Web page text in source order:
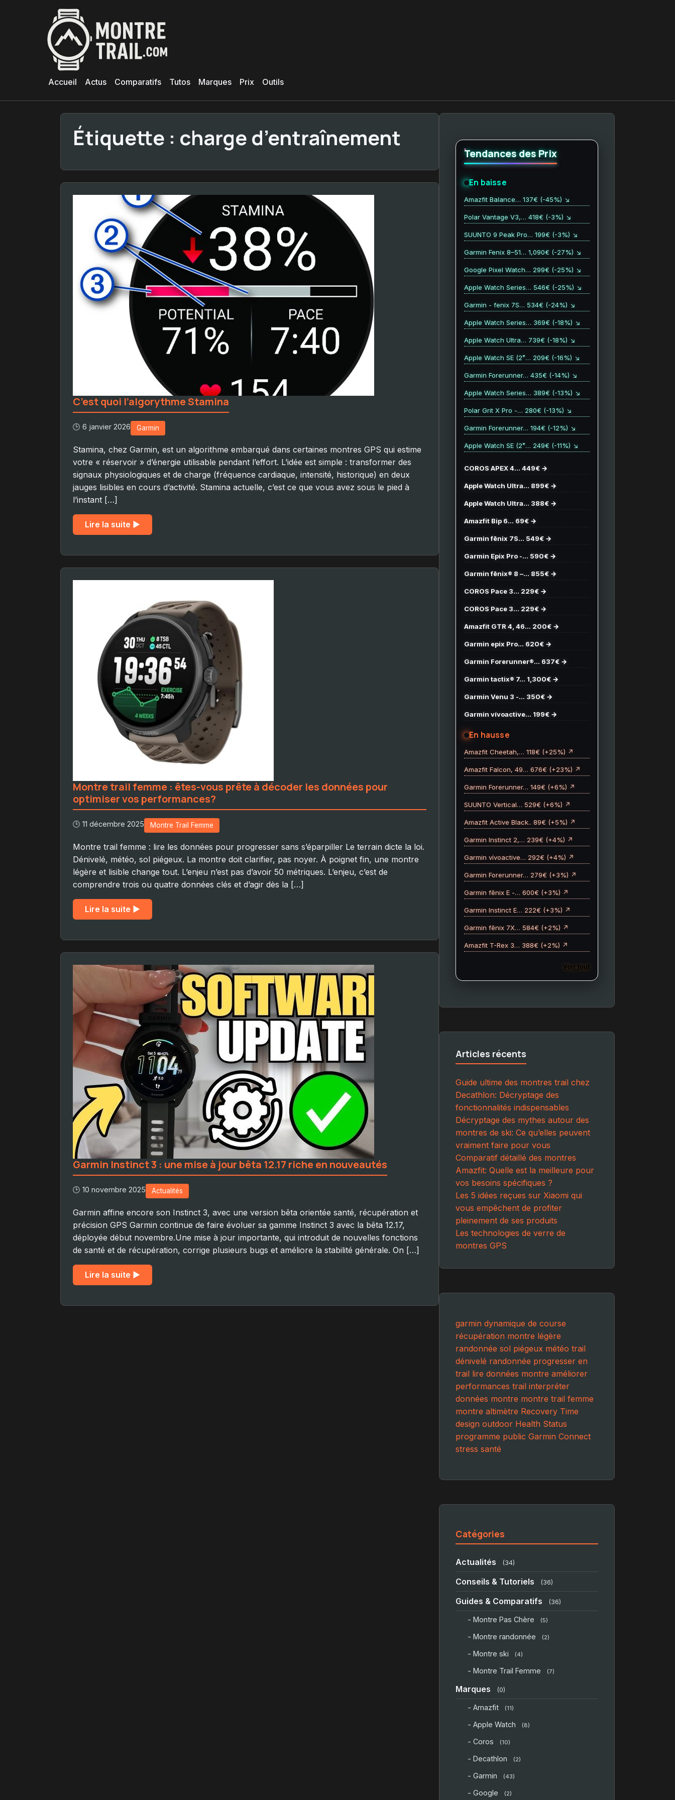
Accueil Actus Comparatifs Tutos Marques Prix Outils
Étiquette : charge d’entraînement
C’est quoi l’algorythme Stamina
🕒 6 janvier 2026 Garmin
Stamina, chez Garmin, est un algorithme embarqué dans certaines montres GPS qui estime
votre « réservoir » d’énergie utilisable pendant l’effort. L’idée est simple : transformer des
signaux physiologiques et de charge (fréquence cardiaque, intensité, historique) en deux
jauges lisibles en cours d’activité. Stamina actuelle, c’est ce que vous avez sous le pied à
l’instant […]
Lire la suite ▶︎
Montre trail femme : êtes-vous prête à décoder les données pour
optimiser vos performances?
🕒 11 décembre 2025 Montre Trail Femme
Montre trail femme : lire les données pour progresser sans s’éparpiller Le terrain dicte la loi.
Dénivelé, météo, sol piégeux. La montre doit clarifier, pas noyer. À poignet fin, une montre
légère et lisible change tout. L’enjeu n’est pas d’avoir 50 métriques. L’enjeu, c’est de
comprendre trois ou quatre données clés et d’agir dès la […]
Lire la suite ▶︎
Garmin Instinct 3 : une mise à jour bêta 12.17 riche en nouveautés
🕒 10 novembre 2025 Actualités
Garmin affine encore son Instinct 3, avec une version bêta orientée santé, récupération et
précision GPS Garmin continue de faire évoluer sa gamme Instinct 3 avec la bêta 12.17,
déployée début novembre.Une mise à jour importante, qui introduit de nouvelles fonctions
de santé et de récupération, corrige plusieurs bugs et améliore la stabilité générale. On […]
Lire la suite ▶︎
Tendances des Prix
En baisse
Amazfit Balance… 137€ (-45%) ↘
Polar Vantage V3,… 418€ (-3%) ↘
SUUNTO 9 Peak Pro… 199€ (-3%) ↘
Garmin Fenix 8–51… 1,090€ (-27%) ↘
Google Pixel Watch… 299€ (-25%) ↘
Apple Watch Series… 546€ (-25%) ↘
Garmin - fenix 7S… 534€ (-24%) ↘
Apple Watch Series… 369€ (-18%) ↘
Apple Watch Ultra… 739€ (-18%) ↘
Apple Watch SE (2ᵉ… 209€ (-16%) ↘
Garmin Forerunner… 435€ (-14%) ↘
Apple Watch Series… 389€ (-13%) ↘
Polar Grit X Pro -… 280€ (-13%) ↘
Garmin Forerunner… 194€ (-12%) ↘
Apple Watch SE (2ᵉ… 249€ (-11%) ↘
COROS APEX 4… 449€ →
Apple Watch Ultra… 899€ →
Apple Watch Ultra… 388€ →
Amazfit Bip 6… 69€ →
Garmin fēnix 7S… 549€ →
Garmin Epix Pro -… 590€ →
Garmin fēnix® 8 –… 855€ →
COROS Pace 3… 229€ →
COROS Pace 3… 229€ →
Amazfit GTR 4, 46… 200€ →
Garmin epix Pro… 620€ →
Garmin Forerunner®… 637€ →
Garmin tactix® 7… 1,300€ →
Garmin Venu 3 -… 350€ →
Garmin vívoactive… 199€ →
En hausse
Amazfit Cheetah,… 118€ (+25%) ↗
Amazfit Falcon, 49… 676€ (+23%) ↗
Garmin Forerunner… 149€ (+6%) ↗
SUUNTO Vertical… 529€ (+6%) ↗
Amazfit Active Black.. 89€ (+5%) ↗
Garmin Instinct 2,… 239€ (+4%) ↗
Garmin vívoactive… 292€ (+4%) ↗
Garmin Forerunner… 279€ (+3%) ↗
Garmin fēnix E -… 600€ (+3%) ↗
Garmin Instinct E… 222€ (+3%) ↗
Garmin fēnix 7X… 584€ (+2%) ↗
Amazfit T-Rex 3… 388€ (+2%) ↗
Voir tout
Articles récents
Guide ultime des montres trail chez
Decathlon: Décryptage des
fonctionnalités indispensables
Décryptage des mythes autour des
montres de ski: Ce qu’elles peuvent
vraiment faire pour vous
Comparatif détaillé des montres
Amazfit: Quelle est la meilleure pour
vos besoins spécifiques ?
Les 5 idées reçues sur Xiaomi qui
vous empêchent de profiter
pleinement de ses produits
Les technologies de verre de
montres GPS
garmin dynamique de course
récupération montre légère
randonnée sol piégeux météo trail
dénivelé randonnée progresser en
trail lire données montre améliorer
performances trail interpréter
données montre montre trail femme
montre altimètre Recovery Time
design outdoor Health Status
programme public Garmin Connect
stress santé
Catégories
Actualités (34)
Conseils & Tutoriels (36)
Guides & Comparatifs (36)
- Montre Pas Chère (5)
- Montre randonnée (2)
- Montre ski (4)
- Montre Trail Femme (7)
Marques (0)
- Amazfit (11)
- Apple Watch (8)
- Coros (10)
- Decathlon (2)
- Garmin (43)
- Google (2)